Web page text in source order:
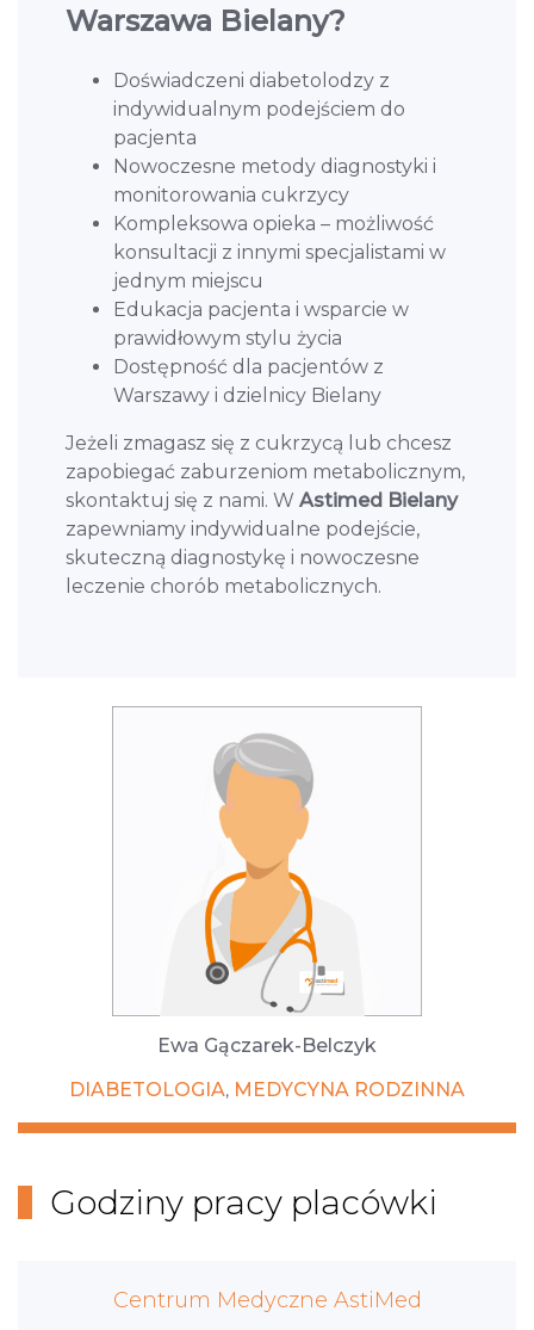
Warszawa Bielany?
Doświadczeni diabetolodzy z
indywidualnym podejściem do
pacjenta
Nowoczesne metody diagnostyki i
monitorowania cukrzycy
Kompleksowa opieka – możliwość
konsultacji z innymi specjalistami w
jednym miejscu
Edukacja pacjenta i wsparcie w
prawidłowym stylu życia
Dostępność dla pacjentów z
Warszawy i dzielnicy Bielany
Jeżeli zmagasz się z cukrzycą lub chcesz
zapobiegać zaburzeniom metabolicznym,
skontaktuj się z nami. W Astimed Bielany
zapewniamy indywidualne podejście,
skuteczną diagnostykę i nowoczesne
leczenie chorób metabolicznych.
Ewa Gączarek-Belczyk
DIABETOLOGIA, MEDYCYNA RODZINNA
Godziny pracy placówki
Centrum Medyczne AstiMed